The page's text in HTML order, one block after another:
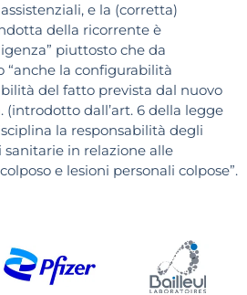
e la (corretta)
della ricorrente è
piuttosto che da
“anche la configurabilità
del fatto prevista dal nuovo
(introdotto dall’art. 6 della legge
la responsabilità degli
sanitarie in relazione alle
e lesioni personali colpose”.